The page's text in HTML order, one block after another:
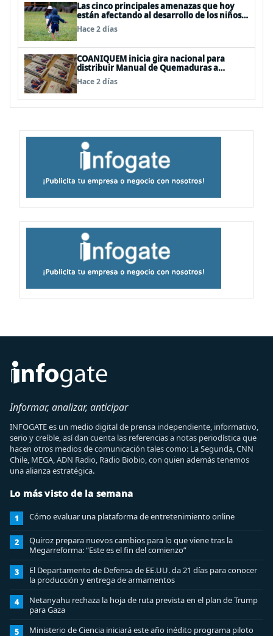
Las cinco principales amenazas que hoy
están afectando al desarrollo de los niños
en Chile
Hace 2 días
COANIQUEM inicia gira nacional para
distribuir Manual de Quemaduras a
profesionales de la salud
Hace 2 días
Informar, analizar, anticipar
INFOGATE es un medio digital de prensa independiente, informativo,
serio y creíble, así dan cuenta las referencias a notas periodística que
hacen otros medios de comunicación tales como: La Segunda, CNN
Chile, MEGA, ADN Radio, Radio Biobio, con quien además tenemos
una alianza estratégica.
Lo más visto de la semana
1 Cómo evaluar una plataforma de entretenimiento online
2
Quiroz prepara nuevos cambios para lo que viene tras la
Megarreforma: “Este es el fin del comienzo”
3
El Departamento de Defensa de EE.UU. da 21 días para conocer
la producción y entrega de armamentos
4
Netanyahu rechaza la hoja de ruta prevista en el plan de Trump
para Gaza
5
Ministerio de Ciencia iniciará este año inédito programa piloto